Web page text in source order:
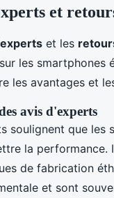
et
et les
les smartphones
les avantages et
avis d'experts
soulignent que les
la performance.
de fabrication
et sont